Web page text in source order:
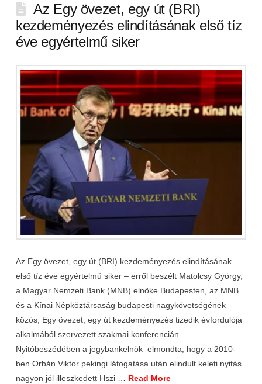
Az Egy övezet, egy út (BRI)
kezdeményezés elindításának első tíz
éve egyértelmű siker
Az Egy övezet, egy út (BRI) kezdeményezés elindításának
első tíz éve egyértelmű siker – erről beszélt Matolcsy György,
a Magyar Nemzeti Bank (MNB) elnöke Budapesten, az MNB
és a Kínai Népköztársaság budapesti nagykövetségének
közös, Egy övezet, egy út kezdeményezés tizedik évfordulója
alkalmából szervezett szakmai konferencián.
Nyitóbeszédében a jegybankelnök elmondta, hogy a 2010-
ben Orbán Viktor pekingi látogatása után elindult keleti nyitás
nagyon jól illeszkedett Hszi … Read More